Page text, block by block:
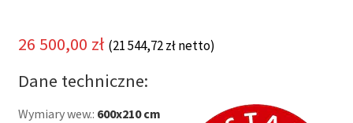
26 500,00 zł (21 544,72złnetto)
Dane techniczne:
Wymiary wew.: 600x210 cm